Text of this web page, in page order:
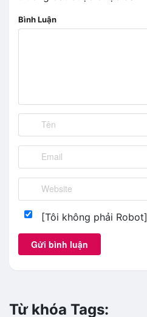
Bình Luận
[Tôi không phải Robot]
Gửi bình luận
Từ khóa Tags: